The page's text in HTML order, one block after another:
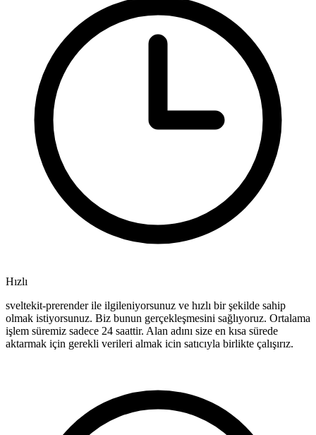
Hızlı
sveltekit-prerender ile ilgileniyorsunuz ve hızlı bir şekilde sahip
olmak istiyorsunuz. Biz bunun gerçekleşmesini sağlıyoruz. Ortalama
işlem süremiz sadece 24 saattir. Alan adını size en kısa sürede
aktarmak için gerekli verileri almak icin satıcıyla birlikte çalışırız.